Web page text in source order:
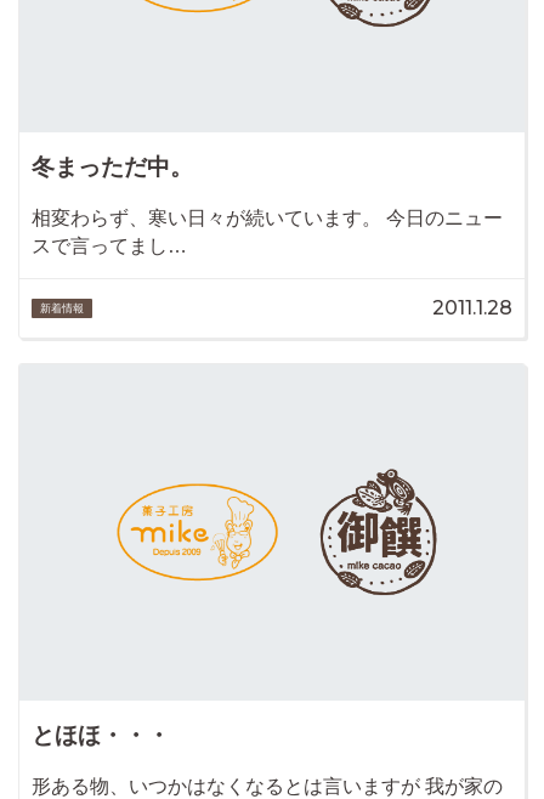
冬まっただ中。
相変わらず、寒い日々が続いています。 今日のニュー
スで言ってまし…
新着情報 2011.1.28
とほほ・・・
形ある物、いつかはなくなるとは言いますが 我が家の